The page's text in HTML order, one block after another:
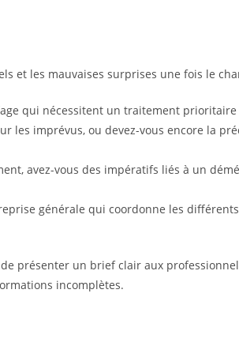
et les mauvaises surprises une fois le
qui nécessitent un traitement prioritaire
les imprévus, ou devez-vous encore la
avez-vous des impératifs liés à un
générale qui coordonne les
présenter un brief clair aux
incomplètes.